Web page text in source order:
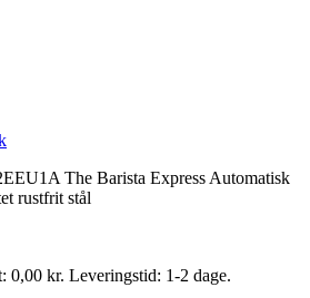
The Barista Express Automatisk
rustfrit stål
0,00 kr. Leveringstid: 1-2 dage.